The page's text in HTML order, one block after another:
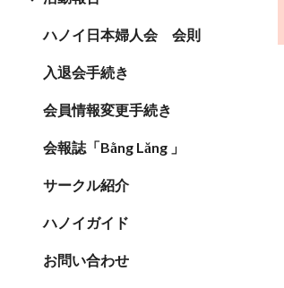
ハノイ日本婦人会 会則
入退会手続き
会員情報変更手続き
会報誌「Bằng Lăng 」
サークル紹介
ハノイガイド
お問い合わせ